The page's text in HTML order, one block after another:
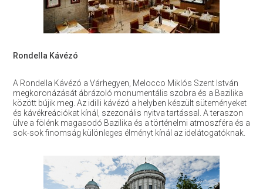
Rondella Kávézó
A Rondella Kávézó a Várhegyen, Melocco Miklós Szent István
megkoronázását ábrázoló monumentális szobra és a Bazilika
között bújik meg. Az idilli kávézó a helyben készült süteményeket
és kávékreációkat kínál, szezonális nyitva tartással. A teraszon
ülve a fölénk magasodó Bazilika és a történelmi atmoszféra és a
sok-sok finomság különleges élményt kínál az idelátogatóknak.